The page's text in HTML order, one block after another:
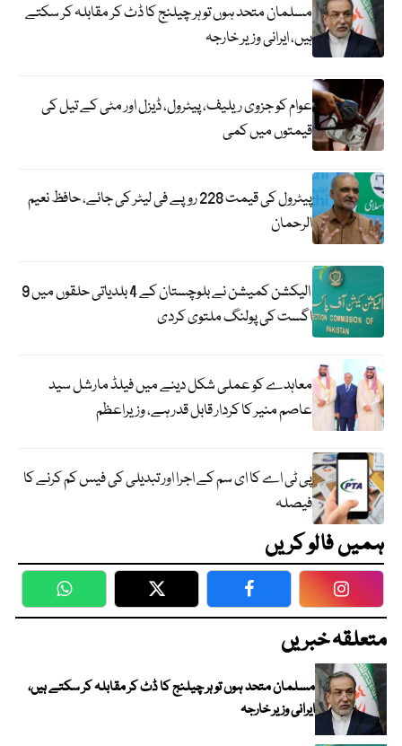
مسلمان متحد ہوں تو ہر چیلنج کا ڈٹ کر مقابلہ کر سکتے
ہیں، ایرانی وزیر خارجہ
عوام کو جزوی ریلیف، پیٹرول، ڈیزل اور مٹی کے تیل کی
قیمتوں میں کمی
پیٹرول کی قیمت 228 روپے فی لیٹر کی جائے، حافظ نعیم
الرحمان
الیکشن کمیشن نے بلوچستان کے 4 بلدیاتی حلقوں میں 9
اگست کی پولنگ ملتوی کردی
معاہدے کو عملی شکل دینے میں فیلڈ مارشل سید
عاصم منیر کا کردار قابل قدر ہے، وزیراعظم
پی ٹی اے کا ای سم کے اجرا اور تبدیلی کی فیس کم کرنے کا
فیصلہ
ہمیں فالو کریں
WhatsApp Twitter Facebook
متعلقہ خبریں
مسلمان متحد ہوں تو ہر چیلنج کا ڈٹ کر مقابلہ کر سکتے ہیں،
ایرانی وزیر خارجہ